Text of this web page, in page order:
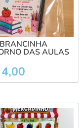
DAS AULAS
4,00